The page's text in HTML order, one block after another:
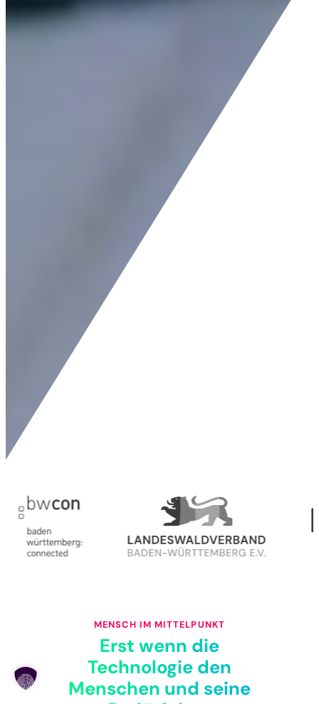
MENSCH IM MITTELPUNKT
Erst wenn die
Technologie den
Menschen und seine